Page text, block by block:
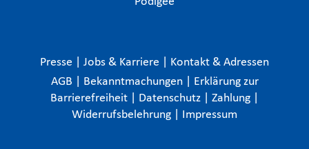
Presse Jobs & Karriere
Kontakt & Adressen
AGB
Bekanntmachungen
Erklärung zur
Barrierefreiheit
Datenschutz Zahlung
Widerrufsbelehrung
Impressum